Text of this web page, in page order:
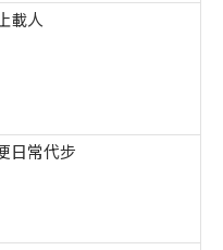
載人
日常代步